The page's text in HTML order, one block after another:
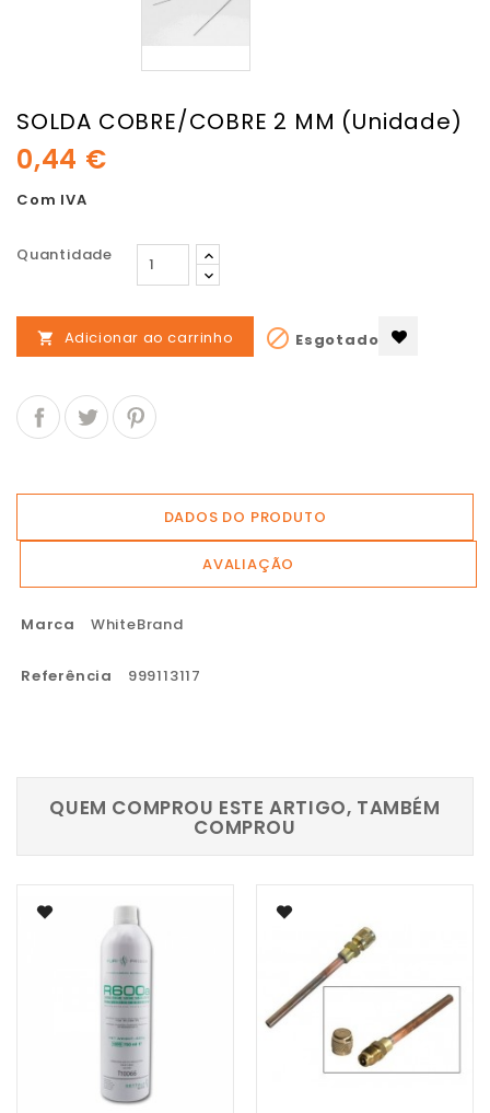
SOLDA COBRE/COBRE 2 MM (Unidade)
0,44 €
Com IVA
Quantidade
 Adicionar ao carrinho  Esgotado
DADOS DO PRODUTO
AVALIAÇÃO
Marca WhiteBrand
Referência 999113117
QUEM COMPROU ESTE ARTIGO, TAMBÉM
COMPROU